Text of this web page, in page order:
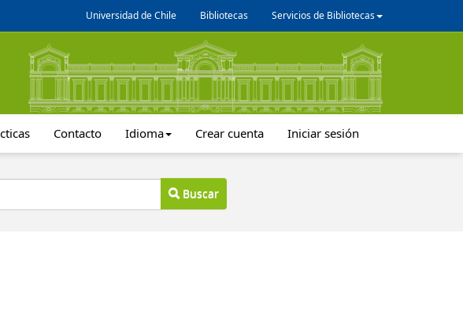
Universidad de Chile Bibliotecas Servicios de Bibliotecas
Contacto Idioma Crear cuenta Iniciar sesión
Buscar